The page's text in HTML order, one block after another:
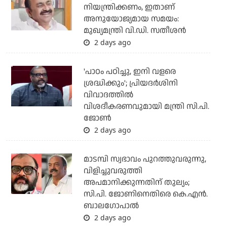
നിയന്ത്രിക്കണം, ഇതാണ്
അനുയോജ്യമായ സമയം:
മുഖ്യമന്ത്രി വി.ഡി. സതീശന്‍
2 days ago
'പാഠം പഠിച്ചു, ഇനി വളരെ
ശ്രദ്ധിക്കും'; പ്രിയദര്‍ശിനി
വിവാദത്തില്‍
വിശദീകരണവുമായി മന്ത്രി സി.പി.
ജോണ്‍
2 days ago
മാടമ്പി സ്വഭാവം പുറത്തുവരുന്നു,
വിളിച്ചുവരുത്തി
അപമാനിക്കുന്നതിന് തുല്യം;
സി.പി. ജോണിനെതിരെ കെ.എന്‍.
ബാലഗോപാല്‍
2 days ago